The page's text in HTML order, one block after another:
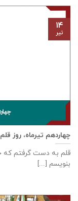
چهاردهم تیرماه، روز قلم
قلم به دست گرفتم که
بنویسم [...]
۱۴
تیر